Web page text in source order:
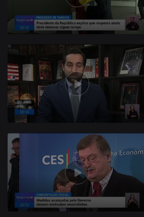
443502